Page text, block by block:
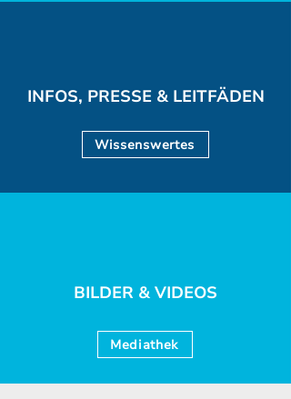
INFOS, PRESSE & LEITFÄDEN
Wissenswertes
BILDER & VIDEOS
Mediathek